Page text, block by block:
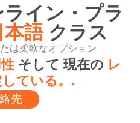
イン・プラ
本語 クラス
は柔軟なオプション
そして 現在の レ
ている。.
先